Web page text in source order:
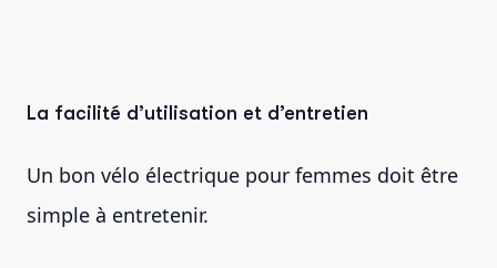
La facilité d’utilisation et d’entretien
Un bon vélo électrique pour femmes doit être
simple à entretenir.